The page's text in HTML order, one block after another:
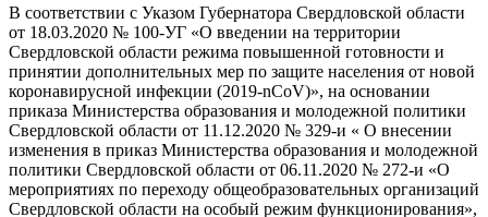
В соответствии с Указом Губернатора Свердловской области
от 18.03.2020 № 100-УГ «О введении на территории
Свердловской области режима повышенной готовности и
принятии дополнительных мер по защите населения от новой
коронавирусной инфекции (2019-nCoV)», на основании
приказа Министерства образования и молодежной политики
Свердловской области от 11.12.2020 № 329-и « О внесении
изменения в приказ Министерства образования и молодежной
политики Свердловской области от 06.11.2020 № 272-и «О
мероприятиях по переходу общеобразовательных организаций
Свердловской области на особый режим функционирования»,